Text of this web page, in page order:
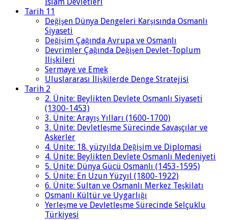
Tarih 11
Değişen Dünya Dengeleri Karşısında Osmanlı
Siyaseti
Değişim Çağında Avrupa ve Osmanlı
Devrimler Çağında Değişen Devlet-Toplum
İlişkileri
Sermaye ve Emek
Uluslararası İlişkilerde Denge Stratejisi
Tarih 2
2. Ünite: Beylikten Devlete Osmanlı Siyaseti
(1300-1453)
3. Ünite: Arayış Yılları (1600-1700)
3. Ünite: Devletleşme Sürecinde Savaşçılar ve
Askerler
4. Ünite: 18. yüzyılda Değişim ve Diplomasi
4. Ünite: Beylikten Devlete Osmanlı Medeniyeti
5. Ünite: Dünya Gücü Osmanlı (1453-1595)
5. Ünite: En Uzun Yüzyıl (1800-1922)
6. Ünite: Sultan ve Osmanlı Merkez Teşkilatı
Osmanlı Kültür ve Uygarlığı
Yerleşme ve Devletleşme Sürecinde Selçuklu
Türkiyesi